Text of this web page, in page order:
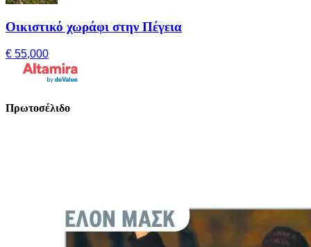
Οικιστικό χωράφι στην Πέγεια
€ 55,000
Πρωτοσέλιδο